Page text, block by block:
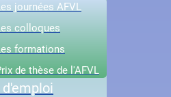
journées AFVL
colloques
formations
de thèse de l'AFVL